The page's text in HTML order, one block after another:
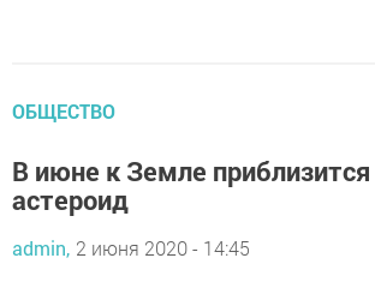
ОБЩЕСТВО
В июне к Земле
астероид
admin, 2 июня 2020 - 14:45